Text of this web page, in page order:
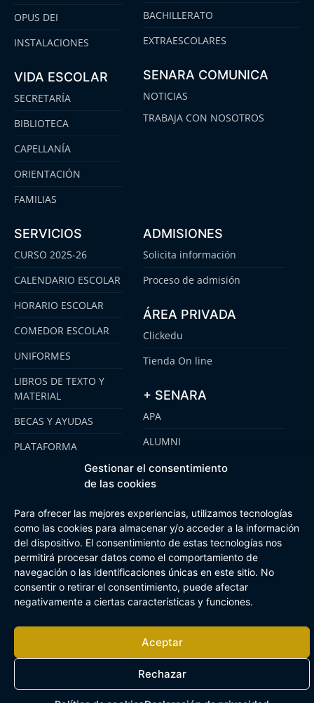
Gestionar el consentimiento
de las cookies
Para ofrecer las mejores experiencias, utilizamos tecnologías
como las cookies para almacenar y/o acceder a la información
del dispositivo. El consentimiento de estas tecnologías nos
permitirá procesar datos como el comportamiento de
navegación o las identificaciones únicas en este sitio. No
consentir o retirar el consentimiento, puede afectar
negativamente a ciertas características y funciones.
Aceptar
Rechazar
OPUS DEI
INSTALACIONES
VIDA ESCOLAR
SECRETARÍA
BIBLIOTECA
CAPELLANÍA
ORIENTACIÓN
FAMILIAS
BACHILLERATO
EXTRAESCOLARES
SENARA COMUNICA
NOTICIAS
TRABAJA CON NOSOTROS
SERVICIOS
CURSO 2025-26
CALENDARIO ESCOLAR
HORARIO ESCOLAR
COMEDOR ESCOLAR
UNIFORMES
LIBROS DE TEXTO Y
MATERIAL
BECAS Y AYUDAS
PLATAFORMA
EMOOTI COLEGIOS
ADMISIONES
Solicita información
Proceso de admisión
ÁREA PRIVADA
Clickedu
Tienda On line
+ SENARA
APA
ALUMNI
SENARA SENIOR
FUNDACIÓN SENARA
Aviso Legal Política de cookies
Canal de Información Interna
Buzón Plan Regional